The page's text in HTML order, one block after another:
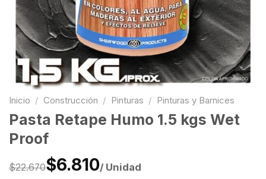
Inicio / Construcción / Pinturas / Pinturas y Barnices
Pasta Retape Humo 1.5 kgs Wet
Proof
$22.670$6.810/ Unidad